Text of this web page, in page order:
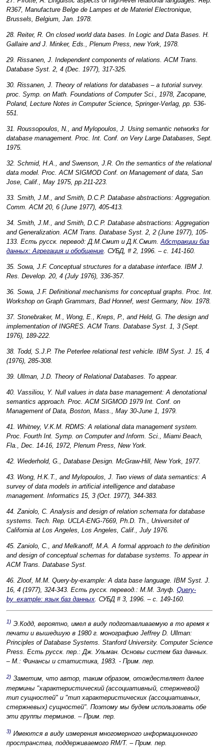
R367, Manufacture Belge de Lampes et de Materiel Electronique,
Brussels, Belgium, Jan. 1978.
28. Reiter, R. On closed world data bases. In Logic and Data Bases. H.
Gallaire and J. Minker, Eds., Plenum Press, new York, 1978.
29. Rissanen, J. Independent components of relations. ACM Trans.
Database Syst. 2, 4 (Dec. 1977), 317-325.
30. Rissanen, J. Theory of relations for databases – a tutorial survey.
proc. Symp. on Math. Foundations of Computer Sci., 1978, Zacopane,
Poland, Lecture Notes in Computer Science, Springer-Verlag, pp. 536-
551.
31. Roussopoulos, N., and Mylopoulos, J. Using semantic networks for
database management. Proc. Int. Conf. on Very Large Databases, Sept.
1975.
32. Schmid, H.A., and Swenson, J.R. On the semantics of the relational
data model. Proc. ACM SIGMOD Conf. on Management of data, San
Jose, Calif., May 1975, pp.211-223.
33. Smith, J.M., and Smith, D.C.P. Database abstractions: Aggregation.
Comm. ACM 20, 6 (June 1977), 405-413.
34. Smith, J.M., and Smith, D.C.P. Database abstractions: Aggregation
and Generalization. ACM Trans. Database Syst. 2, 2 (June 1977), 105-
133. Есть русск. перевод: Д.М.Смит и Д.К.Смит.Абстракции баз
данных: Агрегация и обобщение. СУБД, # 2, 1996. – с. 141-160.
35. Sowa, J.F. Conceptual structures for a database interface. IBM J.
Res. Develop. 20, 4 (July 1976), 336-357.
36. Sowa, J.F. Definitional mechanisms for conceptual graphs. Proc. Int.
Workshop on Graph Grammars, Bad Honnef, west Germany, Nov. 1978.
37. Stonebraker, M., Wong, E., Kreps, P., and Held, G. The design and
implementation of INGRES. ACM Trans. Database Syst. 1, 3 (Sept.
1976), 189-222.
38. Todd, S.J.P. The Peterlee relational test vehicle. IBM Syst. J. 15, 4
(1976), 285-308.
39. Ullman, J.D. Theory of Relational Databases. To appear.
40. Vassiliou, Y. Null values in data base management: A denotational
semantics approach. Proc. ACM SIGMOD 1979 Int. Conf. on
Management of Data, Boston, Mass., May 30-June 1, 1979.
41. Whitney, V.K.M. RDMS: A relational data management system.
Proc. Fourth Int. Symp. on Computer and Inform. Sci., Miami Beach,
Fla., Dec. 14-16, 1972, Plenum Press, New York.
42. Wiederhold, G., Database Design. McGraw-Hill, New York, 1977.
43. Wong, H.K.T., and Mylopoulos, J. Two views of data semantics: A
survey of data models in artificial intelligence and database
management. Informatics 15, 3 (Oct. 1977), 344-383.
44. Zaniolo, C. Analysis and design of relation schemata for database
systems. Tech. Rep. UCLA-ENG-7669, Ph.D. Th., Universitet of
California at Los Angeles, Los Angeles, Calif., July 1976.
45. Zaniolo, C., and Melkanoff, M.A. A formal approach to the definition
and design of conceptual schemas for database systems. To appear in
ACM Trans. Database Syst.
46. Zloof, M.M. Query-by-example: A data base language. IBM Syst. J.
16, 4 (1977), 324-343. Есть русск. перевод.: М.М. Злуф. Query-
by_example: язык баз данных. СУБД # 3, 1996. – с. 149-160.
1) Э.Кодд, вероятно, имел в виду подготавливаемую в то время к
печати и вышедшую в 1980 г. монографию Jeffrey D. Ullman:
Principles of Database Systems. Stanford University. Computer Science
Press. Есть русск. пер.: Дж. Ульман. Основы систем баз данных.
– М.: Финансы и статистика, 1983. - Прим. пер.
2) Заметим, что автор, таким образом, отождествляет далее
термины "характеристический (ассоциативный, стержневой)
тип сущностей" и "тип характеристических (ассоциативных,
стержневых) сущностей". Поэтому мы будем использовать обе
эти группы терминов. – Прим. пер.
3) Имеются в виду измерения многомерного информационного
пространства, поддерживаемого RM/T. – Прим. пер.